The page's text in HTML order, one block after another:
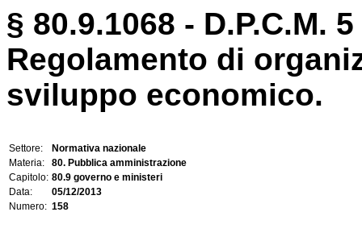
§ 80.9.1068 - D.P.C.M.
Regolamento di
sviluppo economico.
Settore:
Normativa nazionale
Materia:
80. Pubblica amministrazione
Capitolo: 80.9 governo e ministeri
Data:
05/12/2013
Numero: 158